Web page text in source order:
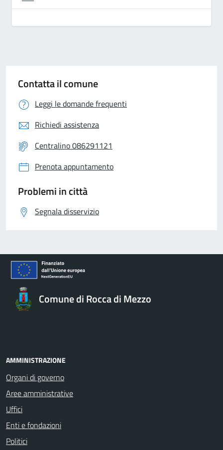
Contatta il comune
Leggi le domande frequenti
Richiedi assistenza
Centralino 086291121
Prenota appuntamento
Problemi in città
Segnala disservizio
Comune di Rocca di Mezzo
AMMINISTRAZIONE
Organi di governo
Aree amministrative
Uffici
Enti e fondazioni
Politici